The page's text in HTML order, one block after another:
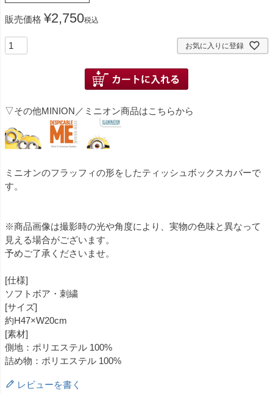
販売価格 ¥2,750税込
お気に入りに登録
▽その他MINION／ミニオン商品はこちらから
ミニオンのフラッフィの形をしたティッシュボックスカバーで
す。
※商品画像は撮影時の光や角度により、実物の色味と異なって
見える場合がございます。
予めご了承くださいませ。
[仕様]
ソフトボア・刺繍
[サイズ]
約H47×W20cm
[素材]
側地：ポリエステル 100%
詰め物：ポリエステル 100%
レビューを書く